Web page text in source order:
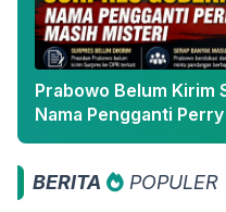
Prabowo Belum Kirim
Nama Pengganti
BERITA POPULER